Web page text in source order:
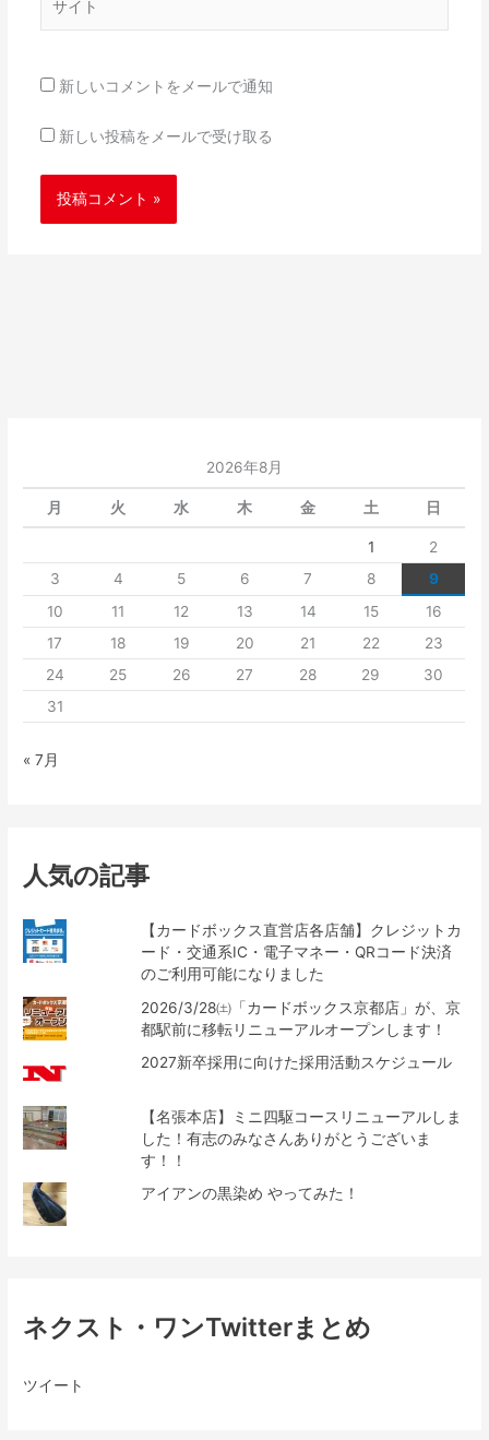
新しいコメントをメールで通知
新しい投稿をメールで受け取る
2026年8月
月 火 水 木 金 土 日
1
2
3
4 5 6 7 8
9
10
11 12 13 14 15
16
17
18 19 20 21 22
23
24
25 26 27 28 29
30
31
« 7月
人気の記事
【カードボックス直営店各店舗】クレジットカ
ード・交通系IC・電子マネー・QRコード決済
のご利用可能になりました
2026/3/28㈯「カードボックス京都店」が、京
都駅前に移転リニューアルオープンします！
2027新卒採用に向けた採用活動スケジュール
【名張本店】ミニ四駆コースリニューアルしま
した！有志のみなさんありがとうございま
す！！
アイアンの黒染め やってみた！
ネクスト・ワンTwitterまとめ
ツイート